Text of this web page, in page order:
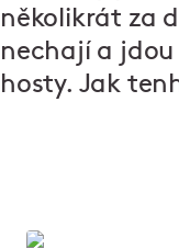
několikrát za
nechají a
hosty. Jak